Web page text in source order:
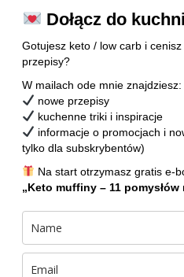
Dołącz do
Gotujesz keto / low carb i
przepisy?
W mailach ode mnie znajdziesz:
nowe przepisy
kuchenne triki i inspiracje
informacje o promocjach i
tylko dla subskrybentów)
Na start otrzymasz gratis e-
„Keto muffiny – 11 pomysłów